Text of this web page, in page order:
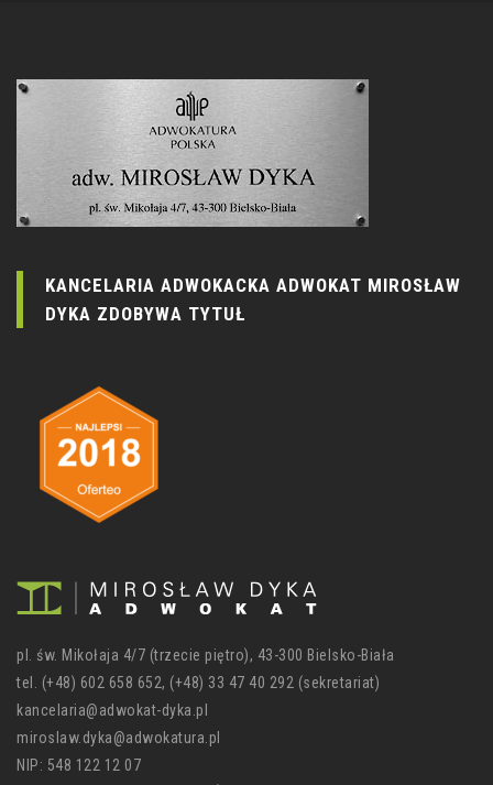
KANCELARIA ADWOKACKA ADWOKAT MIROSŁAW
DYKA ZDOBYWA TYTUŁ
pl. św. Mikołaja 4/7 (trzecie piętro), 43-300 Bielsko-Biała
tel. (+48) 602 658 652, (+48) 33 47 40 292 (sekretariat)
kancelaria@adwokat-dyka.pl
miroslaw.dyka@adwokatura.pl
NIP: 548 122 12 07